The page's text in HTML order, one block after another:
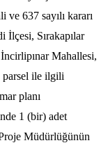
637 sayılı kararı
Sırakapılar
Mahallesi,
ile ilgili
planı
1 (bir) adet
Müdürlüğünün